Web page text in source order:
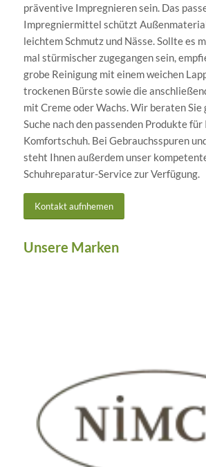
präventive Impregnieren sein. Das
Impregniermittel schützt
leichtem Schmutz und Nässe. Sollte es
mal stürmischer zugegangen sein,
grobe Reinigung mit einem weichen
trockenen Bürste sowie die
mit Creme oder Wachs. Wir beraten Sie
Suche nach den passenden Produkte für
Komfortschuh. Bei Gebrauchsspuren
steht Ihnen außerdem unser
Schuhreparatur-Service zur Verfügung.
Kontakt aufnhemen
Unsere Marken